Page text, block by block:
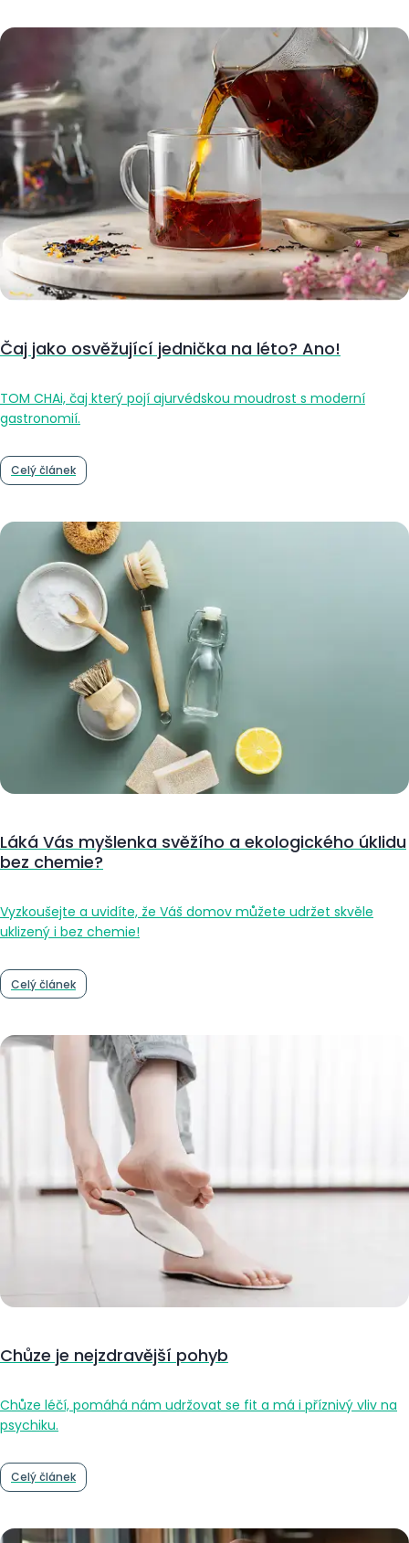
Čaj jako osvěžující jednička na léto? Ano!
TOM CHAi, čaj který pojí ajurvédskou moudrost s moderní
gastronomií.
Celý článek
Láká Vás myšlenka svěžího a ekologického úklidu
bez chemie?
Vyzkoušejte a uvidíte, že Váš domov můžete udržet skvěle
uklizený i bez chemie!
Celý článek
Chůze je nejzdravější pohyb
Chůze léčí, pomáhá nám udržovat se fit a má i příznivý vliv na
psychiku.
Celý článek